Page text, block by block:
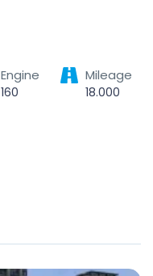
Engine
160
Mileage
18.000